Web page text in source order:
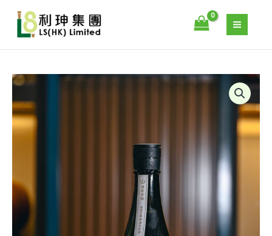
寒
羽
州
純
米
50
HORIZON
大
吟
釀
超
限
過
生